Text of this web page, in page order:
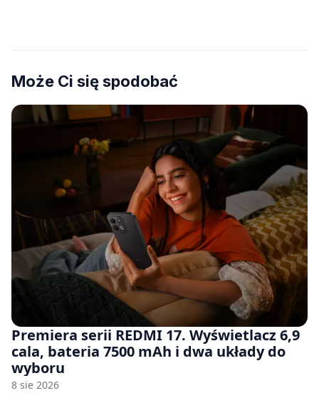
Może Ci się spodobać
Premiera serii REDMI 17. Wyświetlacz 6,9
cala, bateria 7500 mAh i dwa układy do
wyboru
8 sie 2026